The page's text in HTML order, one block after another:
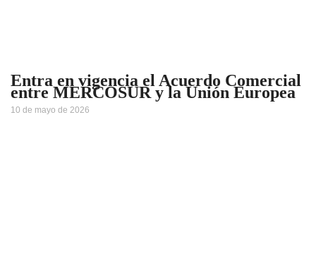
Entra en vigencia el Acuerdo Comercial
entre MERCOSUR y la Unión Europea
10 de mayo de 2026